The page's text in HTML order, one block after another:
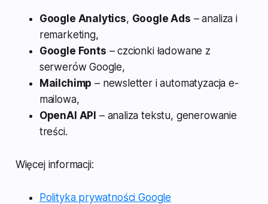
Google Analytics, Google Ads – analiza i
remarketing,
Google Fonts – czcionki ładowane z
serwerów Google,
Mailchimp – newsletter i automatyzacja e-
mailowa,
OpenAI API – analiza tekstu, generowanie
treści.
Więcej informacji:
Polityka prywatności Google